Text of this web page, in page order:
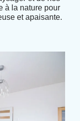
à la nature pour
et apaisante.